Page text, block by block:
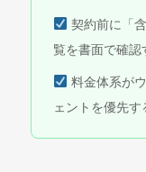
契約前に「
覧を書面で確認
料金体系が
ェントを優先す